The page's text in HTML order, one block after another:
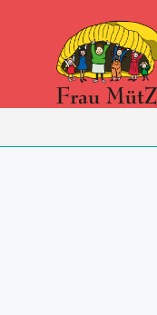
springen